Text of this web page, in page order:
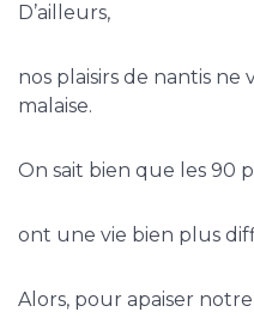
D’ailleurs,
nos plaisirs de nantis ne
malaise.
On sait bien que les 90
ont une vie bien plus
Alors, pour apaiser